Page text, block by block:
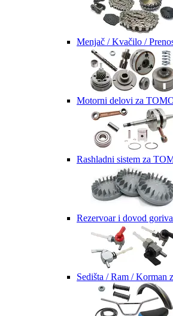
Menjač / Kvačilo /
Motorni delovi za
Rashladni sistem za
Rezervoar i dovod
Sedišta / Ram / Korman